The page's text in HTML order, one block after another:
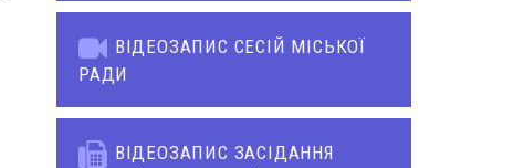
ВІДЕОЗАПИС СЕСІЙ МІСЬКОЇ
РАДИ
ВІДЕОЗАПИС ЗАСІДАННЯ